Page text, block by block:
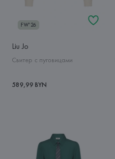
FW'26
Liu Jo
Свитер с пуговицами
589,99 BYN